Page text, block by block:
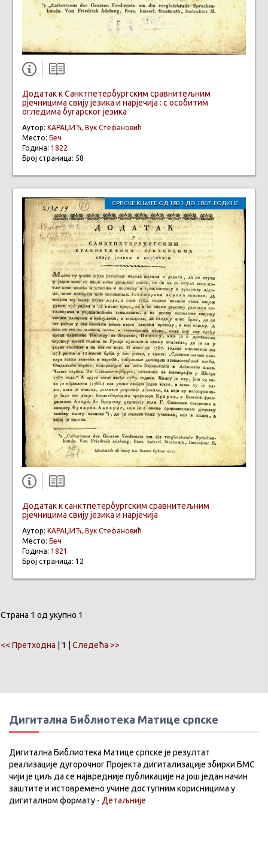
Додатак к Санктпетербургским сравнитељним
рјечницима свију језика и нарјечија : с особитим
огледима бугарског језика
Аутор: КАРАЏИЋ, Вук Стефановић
Место: Беч
Година: 1822
Број страница: 58
СРПСКЕ КЊИГЕ ОД 1801. ДО 1867. ГОДИНЕ
Додатак к санктпетербургским сравнитељним
рјечницима свију језика и нарјечија
Аутор: КАРАЏИЋ, Вук Стефановић
Место: Беч
Година: 1821
Број страница: 12
Страна 1 од укупно 1
<< Претходна | 1 | Следећа >>
Дигитална Библиотека Матице српске
Дигитална Библиотека Матице српске је резултат
реализације дугорочног Пројекта дигитализације збирки БМС
чији је циљ да се највредније публикације на још један начин
заштите и истовремено учине доступним корисницима у
дигиталном формату - Детаљније